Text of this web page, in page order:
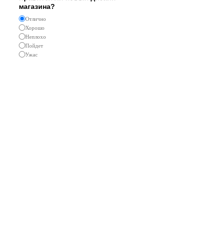
магазина?
Отлично
Хорошо
Неплохо
Пойдет
Ужас